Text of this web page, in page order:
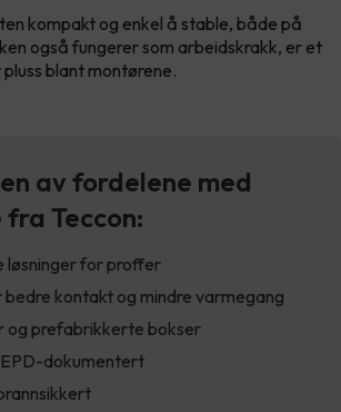
kompakt og enkel å stable, både på
også fungerer som arbeidskrakk, er et
blant montørene.
av fordelene med
Teccon:
løsninger for proffer
kontakt og mindre varmegang
og prefabrikkerte bokser
dokumentert